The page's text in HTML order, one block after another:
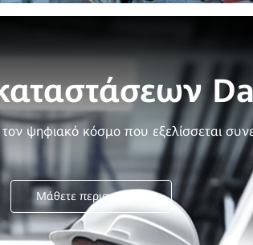
τον ψηφιακό κόσμο που εξελίσσεται
Μάθετε περισσότερα